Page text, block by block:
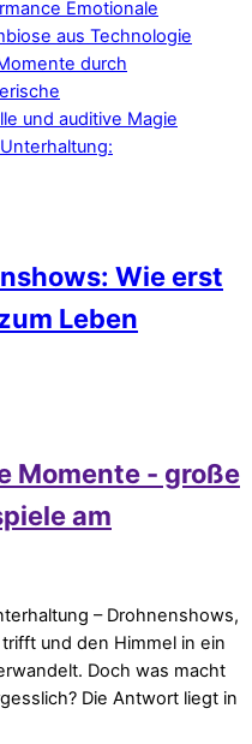
Wie erst
Leben
Momente - große
am
– Drohnenshows,
und den Himmel in ein
Doch was macht
Die Antwort liegt in